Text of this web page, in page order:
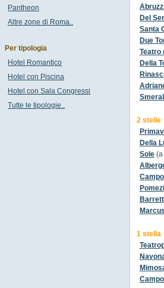
Del
Santa
Due
Teatro
Della
2 stelle
Della
Sole(a
Barrett
Marcus
1 stella
Pantheon
Altre zone di Roma..
Per tipologia
Hotel Romantico
Hotel con Piscina
Hotel con Sala Congressi
Tutte le tipologie..